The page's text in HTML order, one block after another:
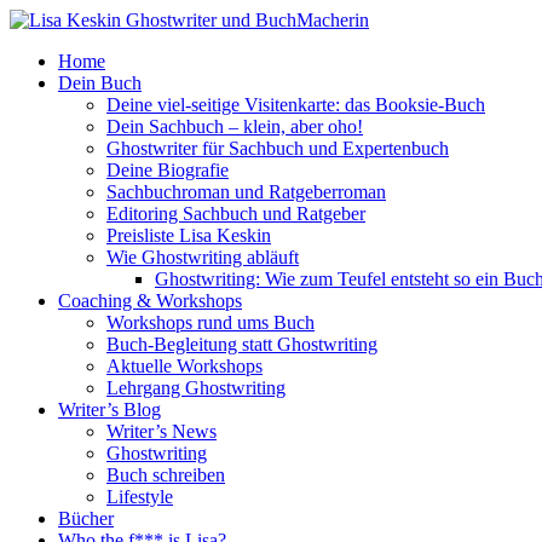
Home
Dein Buch
Deine viel-seitige Visitenkarte: das Booksie-Buch
Dein Sachbuch – klein, aber oho!
Ghostwriter für Sachbuch und Expertenbuch
Deine Biografie
Sachbuchroman und Ratgeberroman
Editoring Sachbuch und Ratgeber
Preisliste Lisa Keskin
Wie Ghostwriting abläuft
Ghostwriting: Wie zum Teufel entsteht so ein
Coaching & Workshops
Workshops rund ums Buch
Buch-Begleitung statt Ghostwriting
Aktuelle Workshops
Lehrgang Ghostwriting
Writer’s Blog
Writer’s News
Ghostwriting
Buch schreiben
Lifestyle
Bücher